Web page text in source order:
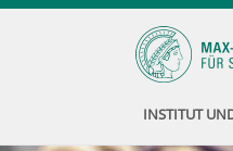
INSTITUT